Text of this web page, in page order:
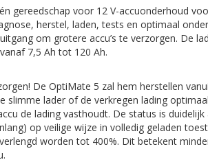
gereedschap voor 12 V-accuonderhoud
herstel, laden, tests en optimaal
om grotere accu’s te verzorgen. De
7,5 Ah tot 120 Ah.
De OptiMate 5 zal hem herstellen
slimme lader of de verkregen lading
de lading vasthoudt. De status is
op veilige wijze in volledig geladen
worden tot 400%. Dit betekent